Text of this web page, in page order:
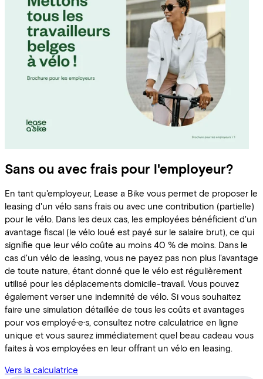
Sans ou avec frais pour l'employeur?
En tant qu'employeur, Lease a Bike vous permet de proposer le
leasing d'un vélo sans frais ou avec une contribution (partielle)
pour le vélo. Dans les deux cas, les employées bénéficient d'un
avantage fiscal (le vélo loué est payé sur le salaire brut), ce qui
signifie que leur vélo coûte au moins 40 % de moins. Dans le
cas d'un vélo de leasing, vous ne payez pas non plus l'avantage
de toute nature, étant donné que le vélo est régulièrement
utilisé pour les déplacements domicile-travail. Vous pouvez
également verser une indemnité de vélo. Si vous souhaitez
faire une simulation détaillée de tous les coûts et avantages
pour vos employé·e·s, consultez notre calculatrice en ligne
unique et vous saurez immédiatement quel beau cadeau vous
faites à vos employées en leur offrant un vélo en leasing.
Vers la calculatrice